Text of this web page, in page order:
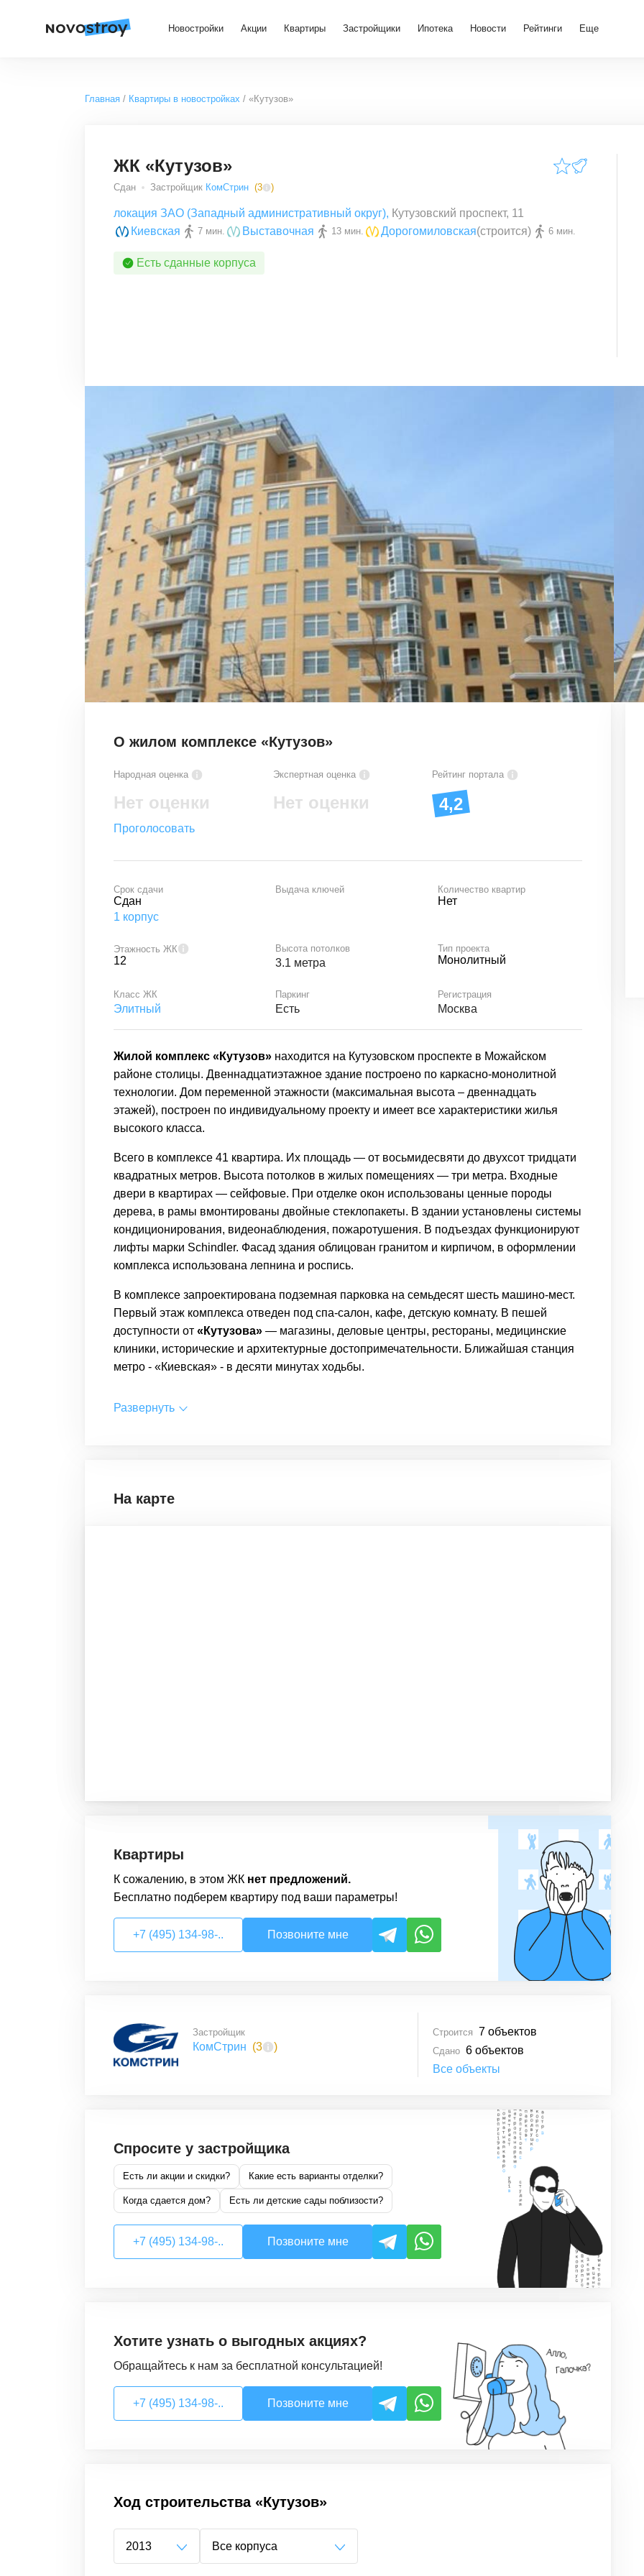
Новостройки Акции Квартиры Застройщики Ипотека Новости Рейтинги Еще
Главная Квартиры в новостройках «Кутузов»
ЖК «Кутузов»
Сдан Застройщик КомСтрин (3 )
локация ЗАО (Западный административный округ), Кутузовский проспект, 11
Киевская
7 мин. Выставочная 13 мин. Дорогомиловская(строится) 6 мин.
Есть сданные корпуса
О жилом комплексе «Кутузов»
Народная оценка
Нет оценки
Проголосовать
Экспертная оценка
Нет оценки
Рейтинг портала
4,2
Срок сдачи
Сдан
1 корпус
Выдача ключей Количество квартир
Нет
Этажность ЖК
12
Высота потолков
3.1 метра
Тип проекта
Монолитный
Класс ЖК
Элитный
Паркинг
Есть
Регистрация
Москва
Жилой комплекс «Кутузов» находится на Кутузовском проспекте в Можайском
районе столицы. Двеннадцатиэтажное здание построено по каркасно-монолитной
технологии. Дом переменной этажности (максимальная высота – двеннадцать
этажей), построен по индивидуальному проекту и имеет все характеристики жилья
высокого класса.
Всего в комплексе 41 квартира. Их площадь — от восьмидесвяти до двухсот тридцати
квадратных метров. Высота потолков в жилых помещениях — три метра. Входные
двери в квартирах — сейфовые. При отделке окон использованы ценные породы
дерева, в рамы вмонтированы двойные стеклопакеты. В здании установлены системы
кондиционирования, видеонаблюдения, пожаротушения. В подъездах функционируют
лифты марки Schindler. Фасад здания облицован гранитом и кирпичом, в оформлении
комплекса использована лепнина и роспись.
В комплексе запроектирована подземная парковка на семьдесят шесть машино-мест.
Первый этаж комплекса отведен под спа-салон, кафе, детскую комнату. В пешей
доступности от «Кутузова» — магазины, деловые центры, рестораны, медицинские
клиники, исторические и архитектурные достопримечательности. Ближайшая станция
метро - «Киевская» - в десяти минутах ходьбы.
Развернуть
На карте
Квартиры
К сожалению, в этом ЖК нет предложений.
Бесплатно подберем квартиру под ваши параметры!
+7 (495) 134-98-.. Позвоните мне
Застройщик
КомСтрин (3 )
Строится 7 объектов
Сдано 6 объектов
Все объекты
Спросите у застройщика
Есть ли акции и скидки? Какие есть варианты отделки?
Когда сдается дом? Есть ли детские сады поблизости?
+7 (495) 134-98-.. Позвоните мне
Хотите узнать о выгодных акциях?
Обращайтесь к нам за бесплатной консультацией!
+7 (495) 134-98-.. Позвоните мне
Ход строительства «Кутузов»
2013 Все корпуса